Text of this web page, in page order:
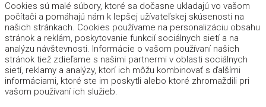
Cookies sú malé súbory, ktoré sa dočasne ukladajú vo vašom
počítači a pomáhajú nám k lepšej užívateľskej skúsenosti na
našich stránkach. Cookies používame na personalizáciu obsahu
stránok a reklám, poskytovanie funkcií sociálnych sietí a na
analýzu návštevnosti. Informácie o vašom používaní našich
stránok tiež zdieľame s našimi partnermi v oblasti sociálnych
sietí, reklamy a analýzy, ktorí ich môžu kombinovať s ďalšími
informáciami, ktoré ste im poskytli alebo ktoré zhromaždili pri
vašom používaní ich služieb.